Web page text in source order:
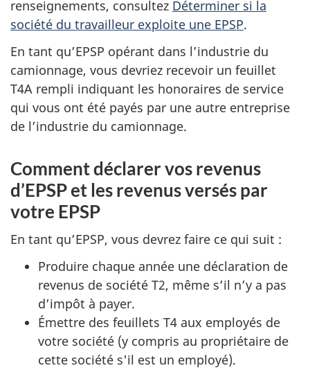
renseignements, consultez Déterminer si la
société du travailleur exploite une EPSP.
En tant qu’EPSP opérant dans l’industrie du
camionnage, vous devriez recevoir un feuillet
T4A rempli indiquant les honoraires de service
qui vous ont été payés par une autre entreprise
de l’industrie du camionnage.
Comment déclarer vos revenus
d’EPSP et les revenus versés par
votre EPSP
En tant qu’EPSP, vous devrez faire ce qui suit :
Produire chaque année une déclaration de
revenus de société T2, même s’il n’y a pas
d’impôt à payer.
Émettre des feuillets T4 aux employés de
votre société (y compris au propriétaire de
cette société s'il est un employé).